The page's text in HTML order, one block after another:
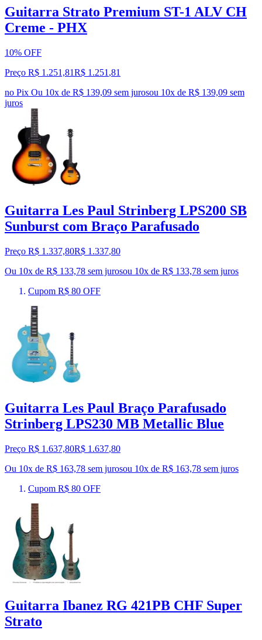
Guitarra Strato Premium ST-1 ALV CH
Creme - PHX
10% OFF
Preço R$ 1.251,81R$ 1.251 ,81
no Pix Ou 10x de R$ 139,09 sem jurosou 10x de R$ 139,09 sem
juros
Guitarra Les Paul Strinberg LPS200 SB
Sunburst com Braço Parafusado
Preço R$ 1.337,80R$ 1.337,80
Ou 10x de R$ 133,78 sem jurosou 10x de R$ 133,78 sem juros
Cupom R$ 80 OFF
Guitarra Les Paul Braço Parafusado
Strinberg LPS230 MB Metallic Blue
Preço R$ 1.637,80R$ 1.637,80
Ou 10x de R$ 163,78 sem jurosou 10x de R$ 163,78 sem juros
Cupom R$ 80 OFF
Guitarra Ibanez RG 421PB CHF Super
Strato